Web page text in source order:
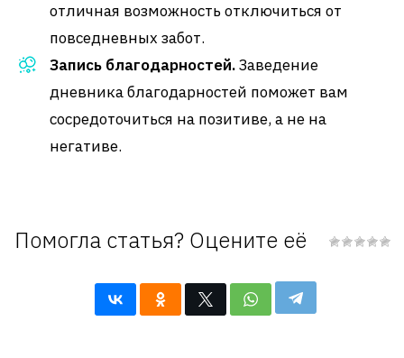
отличная возможность отключиться от
повседневных забот.
Запись благодарностей.Заведение
дневника благодарностей поможет вам
сосредоточиться на позитиве, а не на
негативе.
Помогла статья? Оцените её